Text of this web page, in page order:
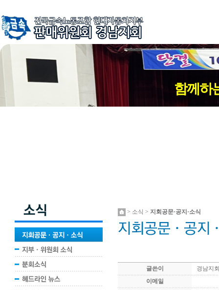
함께하
> 소식 > 지회공문·공지·소식
글쓴이
경남지
이메일